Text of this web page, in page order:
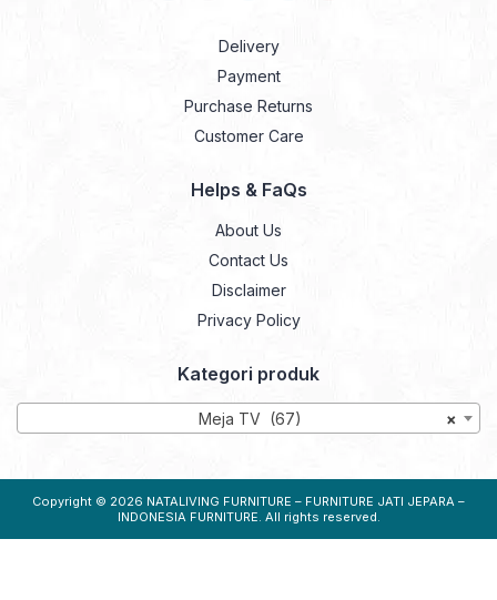
Delivery
Payment
Purchase Returns
Customer Care
Helps & FaQs
About Us
Contact Us
Disclaimer
Privacy Policy
Kategori produk
×
Meja TV (67)
Copyright © 2026 NATALIVING FURNITURE – FURNITURE JATI JEPARA –
INDONESIA FURNITURE. All rights reserved.